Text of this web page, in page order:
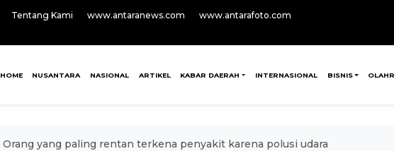
Tentang Kami www.antaranews.com
www.antarafoto.com
HOME NUSANTARA NASIONAL ARTIKEL KABAR DAERAH INTERNASIONAL BISNIS
Orang yang paling rentan terkena penyakit karena polusi udara